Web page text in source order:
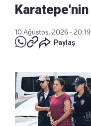
Karatepe'nin
10 Ağustos, 2026 - 20:19
Paylaş